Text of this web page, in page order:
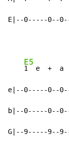
E|--0-----0--
E5
1  e  +
e|--0-----0--
b|--0-----0--
G|--9-----9--